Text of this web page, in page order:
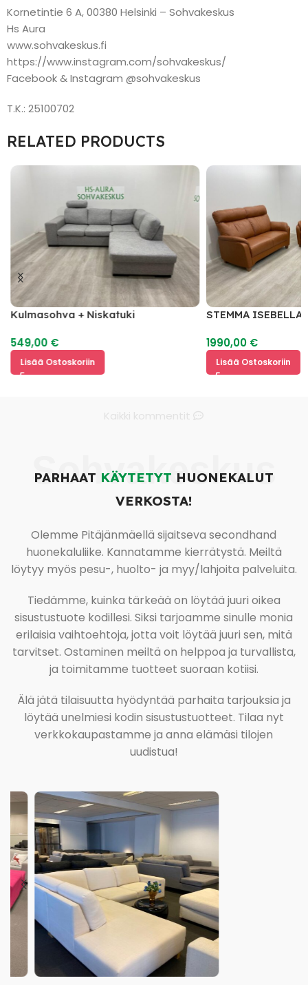
Kornetintie 6 A, 00380 Helsinki – Sohvakeskus
Hs Aura
www.sohvakeskus.fi
https://www.instagram.com/sohvakeskus/
Facebook & Instagram @sohvakeskus
T.K.: 25100702
RELATED PRODUCTS
Kulmasohva + Niskatuki
549,00 €
Lisää Ostoskoriin
STEMMA
1990,00 €
Lisää Ostoskoriin
Sohvakeskus
PARHAAT KÄYTETYT HUONEKALUT
VERKOSTA!
Olemme Pitäjänmäellä sijaitseva secondhand
huonekaluliike. Kannatamme kierrätystä. Meiltä
löytyy myös pesu-, huolto- ja myy/lahjoita palveluita.
Tiedämme, kuinka tärkeää on löytää juuri oikea
sisustustuote kodillesi. Siksi tarjoamme sinulle monia
erilaisia vaihtoehtoja, jotta voit löytää juuri sen, mitä
tarvitset. Ostaminen meiltä on helppoa ja turvallista,
ja toimitamme tuotteet suoraan kotiisi.
Älä jätä tilaisuutta hyödyntää parhaita tarjouksia ja
löytää unelmiesi kodin sisustustuotteet. Tilaa nyt
verkkokaupastamme ja anna elämäsi tilojen
uudistua!